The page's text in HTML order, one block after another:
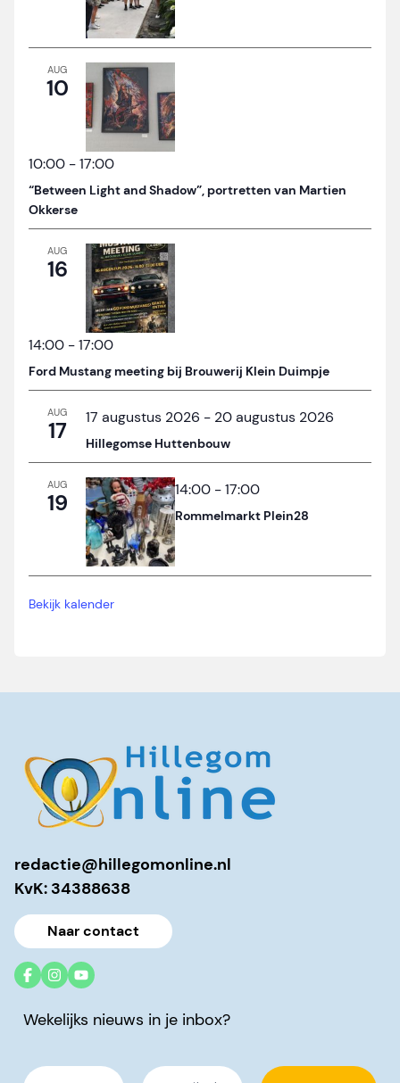
AUG
10
10:00 -17:00
“Between Light and Shadow”, portretten van Martien
Okkerse
AUG
16
14:00 -17:00
Ford Mustang meeting bij Brouwerij Klein Duimpje
AUG
17 17 augustus 2026 - 20 augustus 2026
Hillegomse Huttenbouw
AUG
19 14:00 -17:00
Rommelmarkt Plein28
Bekijk kalender
redactie@hillegomonline.nl
KvK: 34388638
Naar contact
Wekelijks nieuws in je inbox?